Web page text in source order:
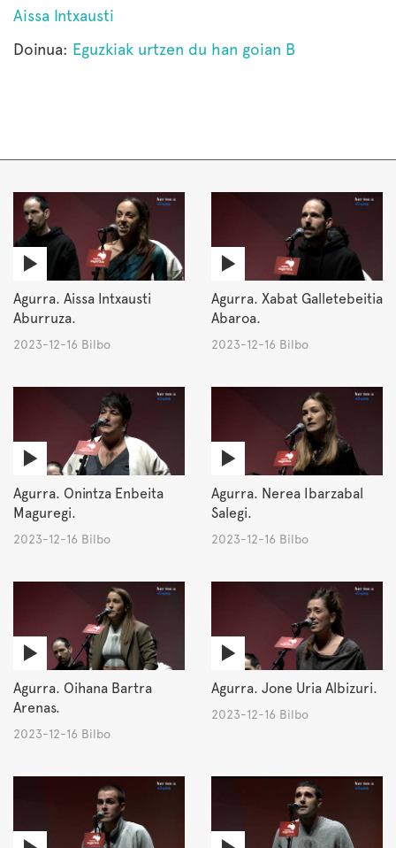
Aissa Intxausti
Doinua: Eguzkiak urtzen du han goian B
Agurra. Aissa Intxausti
Aburruza.
2023-12-16 Bilbo
Agurra. Xabat Galletebeitia
Abaroa.
2023-12-16 Bilbo
Agurra. Onintza Enbeita
Maguregi.
2023-12-16 Bilbo
Agurra. Nerea Ibarzabal
Salegi.
2023-12-16 Bilbo
Agurra. Oihana Bartra
Arenas.
2023-12-16 Bilbo
Agurra. Jone Uria Albizuri.
2023-12-16 Bilbo